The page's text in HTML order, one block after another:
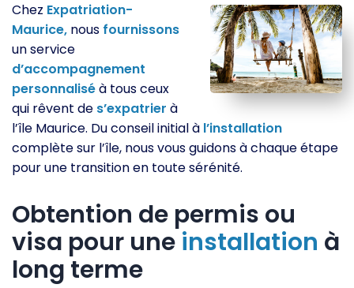
Chez Expatriation-
Maurice, nous fournissons
un service
d’accompagnement
personnaliséà tous ceux
qui rêvent de s’expatrier à
l’île Maurice. Du conseil initial à l’installation
complète sur l’île, nous vous guidons à chaque étape
pour une transition en toute sérénité.
Obtention de permis ou
visa pour une installation à
long terme